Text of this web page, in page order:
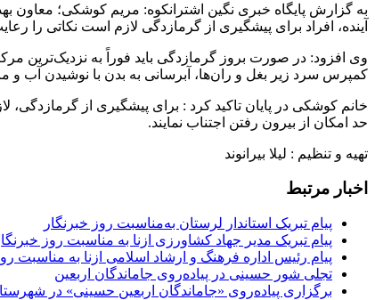
به گزارش پایگاه خبری نگین اشترانکوه: مریم کوشکی؛
آینده، افراد برای پیشگیری از گرمازدگی لازم است نکاتی
وی افزود: در صورت بروز گرمازدگی باید فوراً به نزدیک‌ترین
کمپرس سرد زیر بغل و ران‌ها، آبرسانی به بدن با نوشیدن آب و
حد امکان از بیرون رفتن اجتناب نمایند.
تهیه و تنظیم : لیلا بیرانوند
اخبار مرتبط
پیام تبریک استاندار لرستان به‌مناسبت روز خبرنگار
پیام تبریک مدیر جهاد کشاورزی ازنا به مناسبت روز
پیام رئیس اداره فرهنگ و ارشاد اسلامی ازنا به مناسبت
تجلی شور حسینی در پیاده‌روی جاماندگان اربعین
برگزاری پیاده‌روی «جاماندگان اربعین حسینی» در